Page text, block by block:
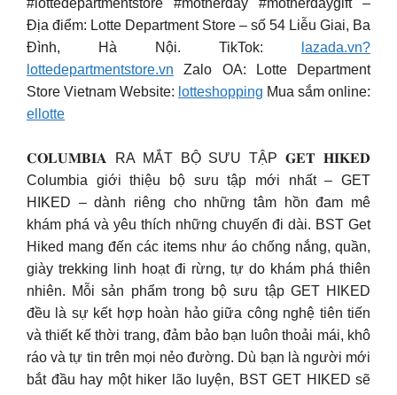
Địa điểm: Lotte Department Store – số 54 Liễu Giai, Ba
Đình, Hà Nội. TikTok:
lazada.vn?
lottedepartmentstore.vn Zalo OA: Lotte Department
Store Vietnam Website: lotteshopping Mua sắm online:
ellotte
𝐂𝐎𝐋𝐔𝐌𝐁𝐈𝐀 RA MẮT BỘ SƯU TẬP 𝐆𝐄𝐓 𝐇𝐈𝐊𝐄𝐃
Columbia giới thiệu bộ sưu tập mới nhất – GET
HIKED – dành riêng cho những tâm hồn đam mê
khám phá và yêu thích những chuyến đi dài. BST Get
Hiked mang đến các items như áo chống nắng, quần,
giày trekking linh hoạt đi rừng, tự do khám phá thiên
nhiên. Mỗi sản phẩm trong bộ sưu tập GET HIKED
đều là sự kết hợp hoàn hảo giữa công nghệ tiên tiến
và thiết kế thời trang, đảm bảo bạn luôn thoải mái, khô
ráo và tự tin trên mọi nẻo đường. Dù bạn là người mới
bắt đầu hay một hiker lão luyện, BST GET HIKED sẽ